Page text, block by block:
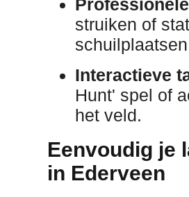
struiken of
Interactieve
Hunt' spel of
het veld.
Eenvoudig je
in Ederveen